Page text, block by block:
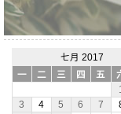
七月 2017
一
二 三 四 五
1
3
4 5 6 7